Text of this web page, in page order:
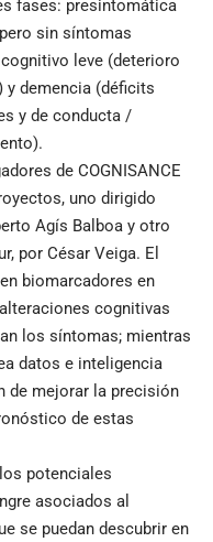
fases: presintomática
sin síntomas
leve (deterioro
demencia (déficits
y de conducta /
de COGNISANCE
uno dirigido
Agís Balboa y otro
por César Veiga. El
biomarcadores en
cognitivas
los síntomas; mientras
datos e inteligencia
de mejorar la precisión
de estas
potenciales
asociados al
se puedan descubrir en